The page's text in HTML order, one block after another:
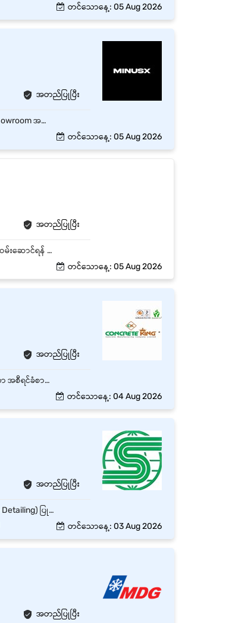
တင်သောနေ့: 05 Aug 2026
အတည်ပြုပြီး
Customer လိုအပ်ချက်များကို နားလည်သဘောပေါက်ပြီး သင့်လျော်သော ကုန်ပစ္စည်းများကို အကြံပြုရမည်။ Showroom အတွင်းရှိ ကုန်ပစ္စည်းများကို သန့်ရှင်းသပ်ရပ်စွာ စီစဉ်ပြသထားနိုင်ရန် ထိန်းသိမ်းဆောင်ရွက်ရမည်။ လုပ်ငန်းလိုအပ်ချက်အရ ပေးအပ်သော အခြားသက်ဆိုင်ရာ တာဝန်များကို ဆောင်ရွက်ရမည်။
တင်သောနေ့: 05 Aug 2026
အတည်ပြုပြီး
ရန်ကုန်မြို့ Juction City / City mall / M Tower / Tharketa Capital / Terminal M ဆိုင်ခွဲများတွင် တာဝန်ထမ်းဆောင်ရန် ဖြစ်ပါသည်။ လုပ်ငန်းတာဝန်များ • Customer များအား ယဉ်ကျေးပျူငှာစွာ ပြောဆိုဆက်ဆံတတ်ရမည်။ • Customer ဝန်ဆောင်မှုပေးခြင်း၊ ၎င်းတို့ လိုအပ်ချက်အတိုင်းသင့်တော်မှန်ကန်သော ထုတ်ကုန်များ ရှာဖွေတတ်ရမည်။ • မိမိတို့ Brand ၏အင်္ဂါရပ်များ၊ အကျိုးကျေးဇူးများနှင့် စျေးနှုန်းများကို ဝယ်ယူသူများထံ ထိရောက်စွာရှင်းလင်းပြောဆိုနိူင်ရမည်။ • ဆိုင်အမြင်ပိုင်း အသွင်အပြင်နှင့် သန့်ရှင်းမှု၊ စနစ်ကျမှုကို ထိန်းသိမ်းပြင်ဆင်တတ်ရမည်။ • Stock ပြန်ဖြည့်ခြင်း၊ Stock စာရင်းစစ်ဆေးခြင်းနှင့် နေ့စဉ်အရောင်းအစီရင်ခံခြင်းများကို တိကျစွာစာရင်းပြုလုပ်နိူင်ရမည်။ • တစ်ဦးချင်းနှင့် အဖွဲ့လိုက် အရောင်း Target များ အောင်မြင်ရန် နှင့် Customer များ၏ မေးမြန်းချက်များနှင့် ပြဿနာများကို အမြန်ဆုံးကိုင်တွယ်ဖြေရှင်းနိူင်ရမည်။ • အရောင်းနှင့် Customer ဆက်ဆံရေးဆိုင်ရာ ကုမ္ပဏီမူဝါဒများနှင့် ညွှန်ကြားချက်များကို တိကျစွာလိုက်နာနိူင်ရမည်။
တင်သောနေ့: 05 Aug 2026
အတည်ပြုပြီး
ကွင်းဆင်းလေ့လာကြည့်ရှုမှုများ ပြုလုပ်ရန်နှင့် ကွင်းဆင်းရရှိသော အချက်အလက်များအပေါ် အခြေခံ၍ ပြည့်စုံသော အစီရင်ခံစာများ ပြင်ဆင်တင်ပြရန်။ ဝယ်ယူသူများနှင့် ဈေးနှုန်းညှိနှိုင်းခြင်း၊ Quotation (ဈေးနှုန်းအဆိုပြုလွှာ) များ ပေးပို့ခြင်း၊ စာချုပ်များ ချုပ်ဆိုခြင်းနှင့် ငွေကောက်ခံခြင်း (Cash Collection) လုပ်ငန်းစဉ်များတွင် အထက်လူကြီးများကို ကူညီဆောင်ရွက်ရန်။ Pre-order (အမှာစာမတင်မီ) အစီရင်ခံစာများနှင့် ပယ်ဖျက်လိုက်သော စိုက်ခင်း/ကွင်းဆင်းနေရာများ (Cancelled sites) အတွက် အစီရင်ခံစာများ ပြင်ဆင်တင်ပြရန်။ လက်ရှိဝယ်ယူသူများနှင့် အလားအလာရှိသော ဝယ်ယူသူများထံ ပုံမှန် Follow-up (အဆက်အသွယ်မပြတ်) ဆက်သွယ်ဆောင်ရွက်ရန်။
တင်သောနေ့: 04 Aug 2026
အတည်ပြုပြီး
ဆေးရုံများ၊ Polyclinic များနှင့် Clinic များတွင် ကုမ္ပဏီ၏ဆေးဝါးများကို မိတ်ဆက်ရှင်းလင်းခြင်း (Promotion & Detailing) ပြုလုပ်ရန်။ ဆရာဝန်များ၊ ဆေးဆိုင်များနှင့် ဝယ်ယူသူများနှင့် ကောင်းမွန်သော ဆက်ဆံရေးတည်ဆောက်၍ ကုန်အမှတ်တံဆိပ် (Brand Name) ကို သိရှိရင်းနှီးစေရန်။ ပြိုင်ဘက်ကုမ္ပဏီများ၏ လှုပ်ရှားမှုများကို စောင့်ကြည့်လေ့လာပြီး စျေးကွက်အချက်အလက်များ စုဆောင်းရန်။ ဆေးဆိုင်များ၊ ဆေးရုံများ၊ Polyclinic များနှင့် စျေးကွက်မှ Order များကို စုဆောင်းရန်။ ဝယ်ယူအော်ဒါများ (Purchase Orders) ကို သက်ဆိုင်ရာဌာနသို့ အချိန်မီ တင်ပြပေးရန်။ တာဝန်ကျနယ်မြေမှ စျေးကွက်အချက်အလက်များကို စုဆောင်းပြီး Medical Representative များနှင့် မျှဝေရန်။ ဆေးဝါးအချက်အလက်များကို ရှင်းလင်းတင်ပြပြီး Sample များ ပေးအပ်ရန်။ သတ်မှတ်ထားသော အရောင်းရည်မှန်းချက်များကို ပြည့်မီအောင် ဆောင်ရွက်ရန်။
တင်သောနေ့: 03 Aug 2026
အတည်ပြုပြီး